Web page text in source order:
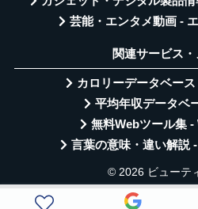
芸能・エンタメ動画 -
関連サービス
カロリーデータベー
平均年収データベ
無料Webツール集 -
言葉の意味・違い解説
© 2026 ビューテ